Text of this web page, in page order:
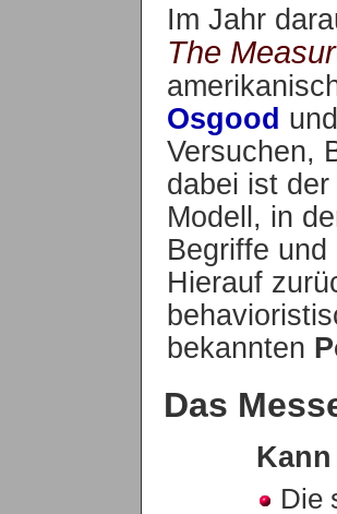
Im Jahr
The
Osgood
Versuchen,
dabei ist der
Modell, in
Begriffe
Hierauf
bekannten
Das
Die